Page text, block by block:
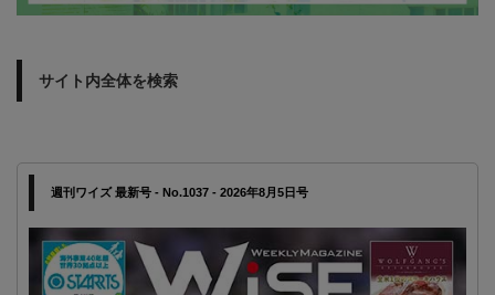
サイト内全体を検索
週刊ワイズ 最新号 - No.1037 - 2026年8月5日号